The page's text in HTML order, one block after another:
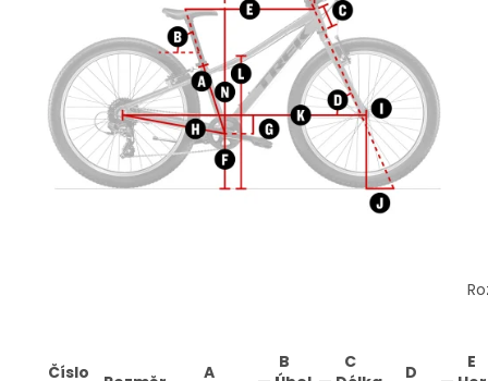
Číslo
A
B
C
D
E